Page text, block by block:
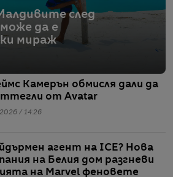
след
да е
мираж
Камерън обмисля дали да
от Avatar
/ 14:26
агент на ICE? Нова
на Белия дом разгневи
на Marvel феновете